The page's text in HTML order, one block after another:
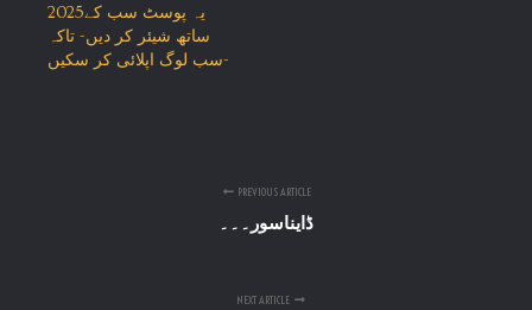
2025یہ پوسٹ سب کے
ساتھ شیئر کر دیں- تاکہ
سب لوگ اپلائی کر سکیں-
PREVIOUS ARTICLE
ڈایناسور۔۔۔
NEXT ARTICLE